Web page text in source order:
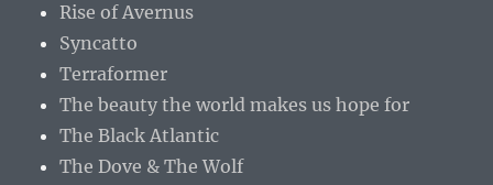
Rise of Avernus
Syncatto
Terraformer
The beauty the world makes us hope for
The Black Atlantic
The Dove & The Wolf